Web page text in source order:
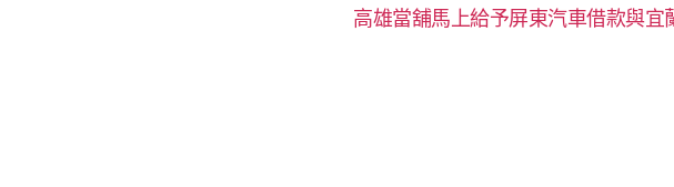
高雄當舖馬上給予屏東汽車借款與宜